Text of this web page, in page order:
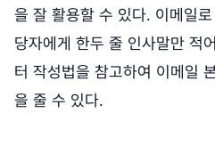
을 잘 활용할 수 있다. 이메일
당자에게 한두 줄 인사말만 적
터 작성법을 참고하여 이메일
을 줄 수 있다.